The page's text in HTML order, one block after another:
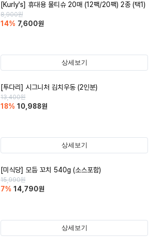
[Kurly's] 휴대용 물티슈 20매 (12팩/20팩) 2종 (택1)
8,900원
14% 7,600원
상세보기
[투다리] 시그니처 김치우동 (2인분)
13,400원
18% 10,988원
상세보기
[미식당] 모듬 꼬치 540g (소스포함)
15,990원
7% 14,790원
상세보기